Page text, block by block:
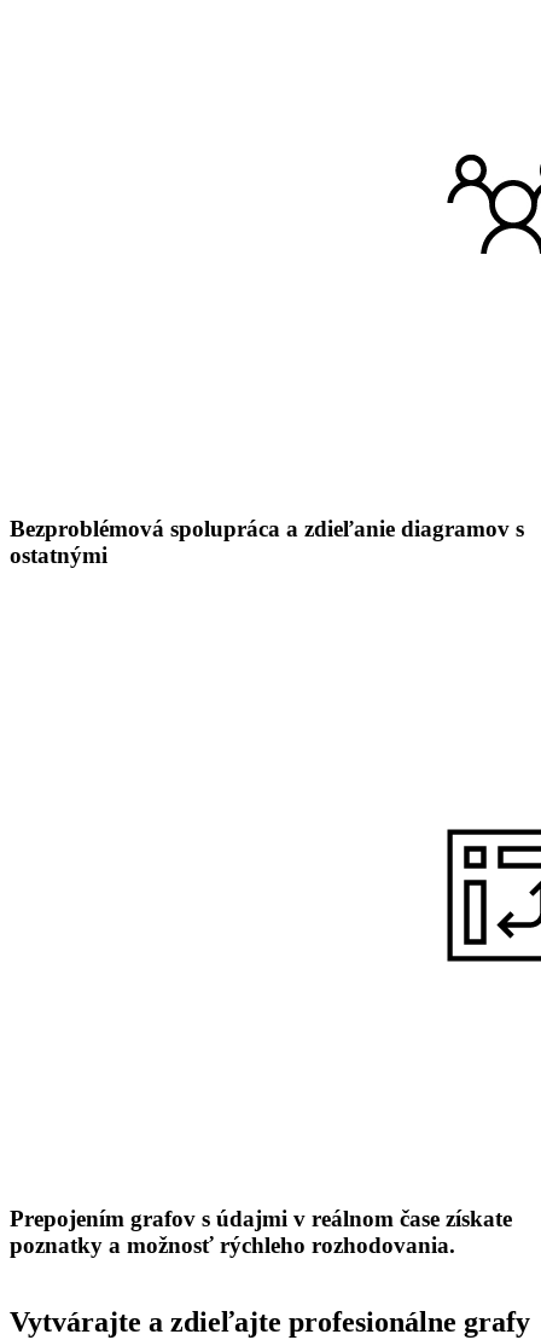
Bezproblémová spolupráca a zdieľanie diagramov s
ostatnými
Prepojením grafov s údajmi v reálnom čase získate
poznatky a možnosť rýchleho rozhodovania.
Vytvárajte a zdieľajte profesionálne grafy